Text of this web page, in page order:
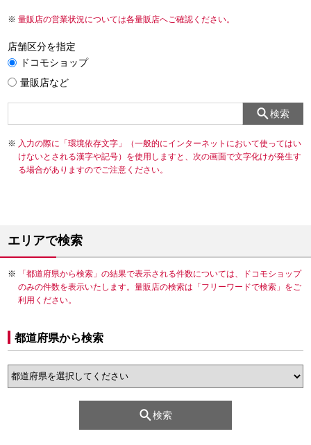
量販店の営業状況については各量販店へご確認ください。
店舗区分を指定
ドコモショップ
量販店など
検索
入力の際に「環境依存文字」（一般的にインターネットにおいて使ってはい
けないとされる漢字や記号）を使用しますと、次の画面で文字化けが発生す
る場合がありますのでご注意ください。
エリアで検索
「都道府県から検索」の結果で表示される件数については、ドコモショップ
のみの件数を表示いたします。量販店の検索は「フリーワードで検索」をご
利用ください。
都道府県から検索
検索